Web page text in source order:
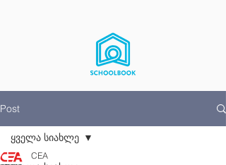
Post
ყველა სიახლე
CEA